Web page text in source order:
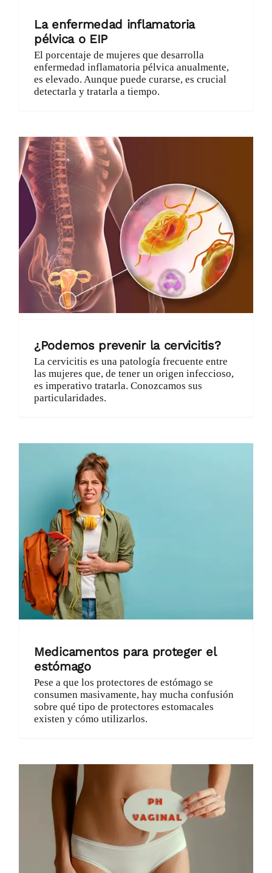
La enfermedad inflamatoria
pélvica o EIP
El porcentaje de mujeres que desarrolla
enfermedad inflamatoria pélvica anualmente,
es elevado. Aunque puede curarse, es crucial
detectarla y tratarla a tiempo.
¿Podemos prevenir la cervicitis?
La cervicitis es una patología frecuente entre
las mujeres que, de tener un origen infeccioso,
es imperativo tratarla. Conozcamos sus
particularidades.
Medicamentos para proteger el
estómago
Pese a que los protectores de estómago se
consumen masivamente, hay mucha confusión
sobre qué tipo de protectores estomacales
existen y cómo utilizarlos.